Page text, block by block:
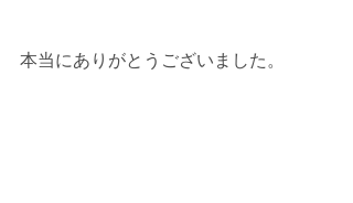
本当にありがとうございました。